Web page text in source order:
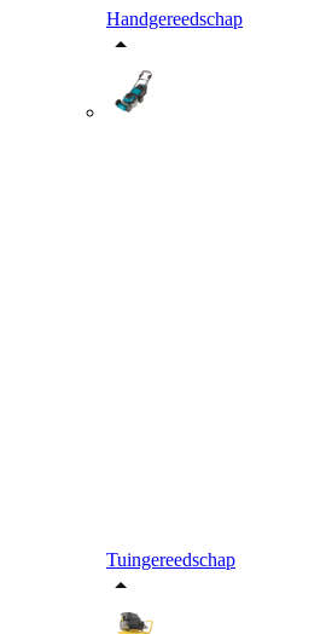
Handgereedschap
Tuingereedschap